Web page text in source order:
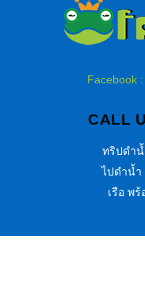
Facebook
CALL
ทริปดำ
ไปดำน้ำ
เรือ พ